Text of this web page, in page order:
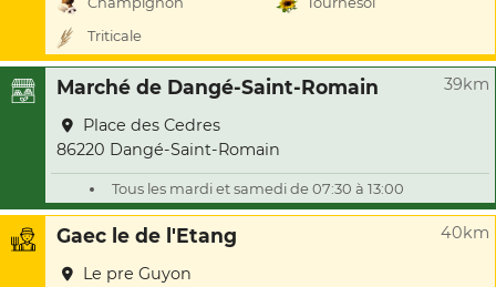
Triticale
Marché de Dangé-Saint-Romain 39km
Place des Cedres
86220 Dangé-Saint-Romain
Tous les mardi et samedi de 07:30 à 13:00
Gaec le de l'Etang 40km
Le pre Guyon